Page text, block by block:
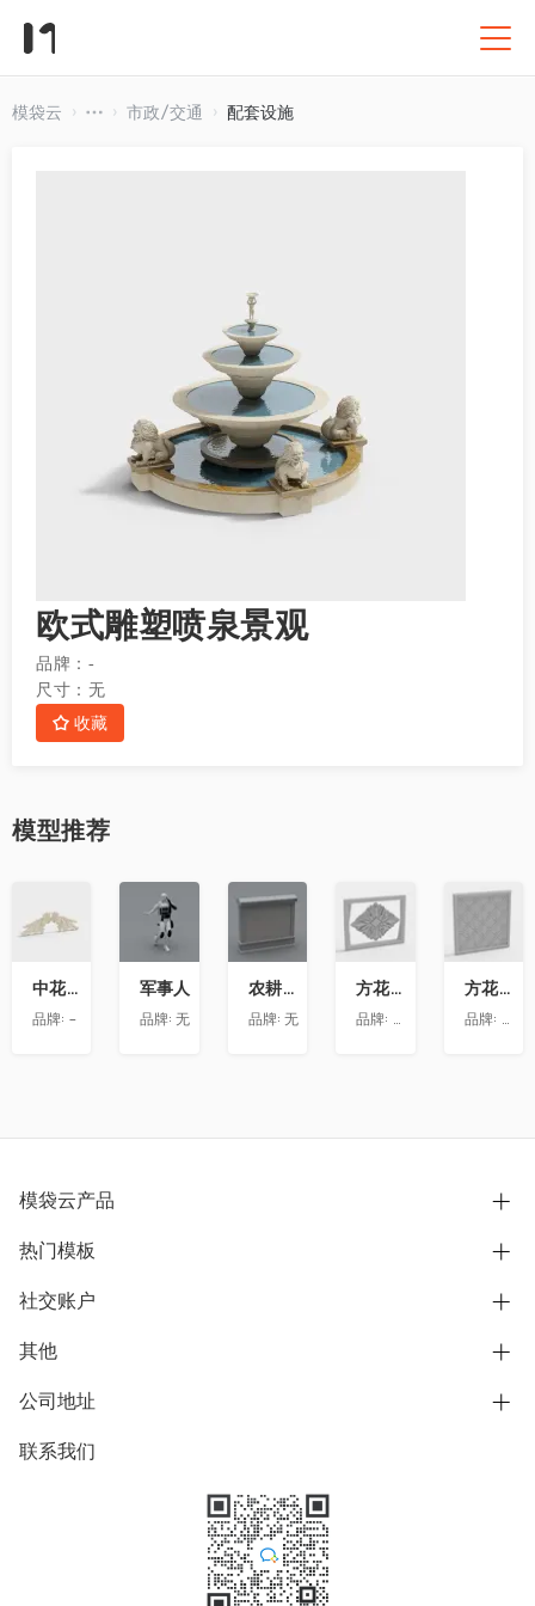
模袋云 市政/交通 配套设施
欧式雕塑喷泉景观
品牌： -
尺寸： 无
收藏
模型推荐
藏
中花-12
品牌: -
收
藏
军事人
品牌:无
收
农耕文化墙
品牌: 无
收
藏
方花-020
品牌:
精品材质
收
方花-055
品牌:
精品
模袋云产品
别墅设计营销
模型协同展示分享
别墅社区
别墅模板
热门模板
欧式别墅
中式别墅
日式别墅
社交账户
B站
抖音
微信公众号
其他
用户服务协议
隐私政策
公司地址
上海市浦东新区东方路1215-1217号
联系我们